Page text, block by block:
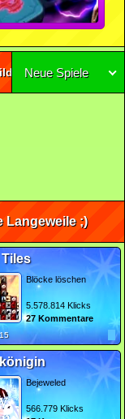
(1)Neue Spiele
Langeweile ;)
Blöcke löschen
5.578.814 Klicks
27 Kommentare
Bejeweled
566.779 Klicks